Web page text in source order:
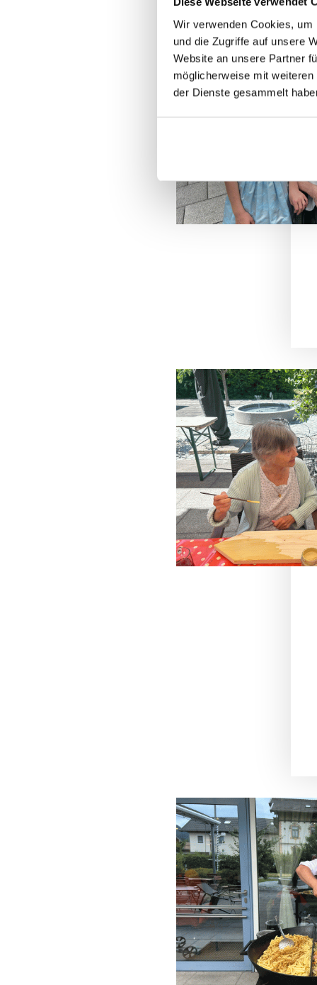
Wir verwenden Cookies,
und die Zugriffe auf unsere
Website an unsere Partner
möglicherweise mit
der Dienste gesammelt